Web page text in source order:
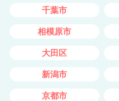
千葉市
相模原市
大田区
新潟市
京都市